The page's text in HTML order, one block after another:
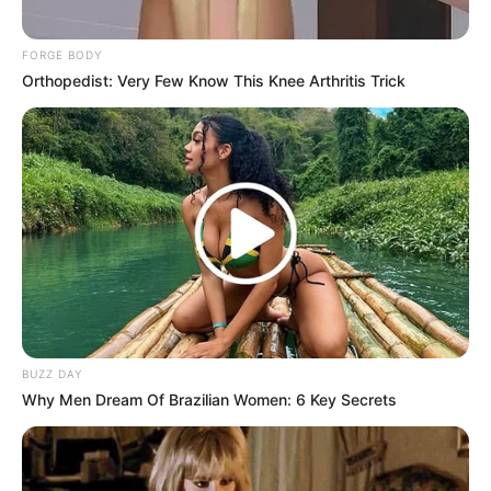
Ia membenci Waktu Yaja.
Sebenarnya, ibunya tidak suka ia menjadi idola K-Pop karena
ibunya sudah tahu betapa sulitnya itu.
Tapi ayahnya tetap mendukungnya dan itu membuatnya tetap
memperjuangkannya.
Ayahnya membeli sekitar 50 album untuk setiap rilis.
Memiliki kebiasaan menulis diary sebelum tertidur.
Sering menonton komedi situasi ketika dia masih seorang gadis
muda.
Pertama kali bertemu Yves saat mereka berada di akademi.
Pernah terkunci di luar asrama selama 20 menit karena member
lain tidak bisa mendengarnya dari dalam, dan ia kehilangan/lupa
kuncinya.
Resmi keluar dari LOONA pada 25 November 2022. Alasan
dikeluarkannya Chuu karena bahasa (ucapan) kasar dan
FORGE BODY
Orthopedist: Very Few Know This Knee Arthritis Trick
BUZZ DAY
Why Men Dream Of Brazilian Women: 6 Key Secrets